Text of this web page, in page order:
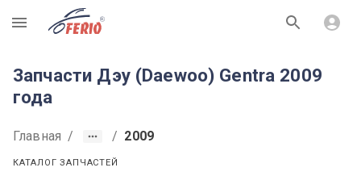
R
Запчасти Дэу (Daewoo) Gentra 2009
года
Главная / / 2009
КАТАЛОГ ЗАПЧАСТЕЙ